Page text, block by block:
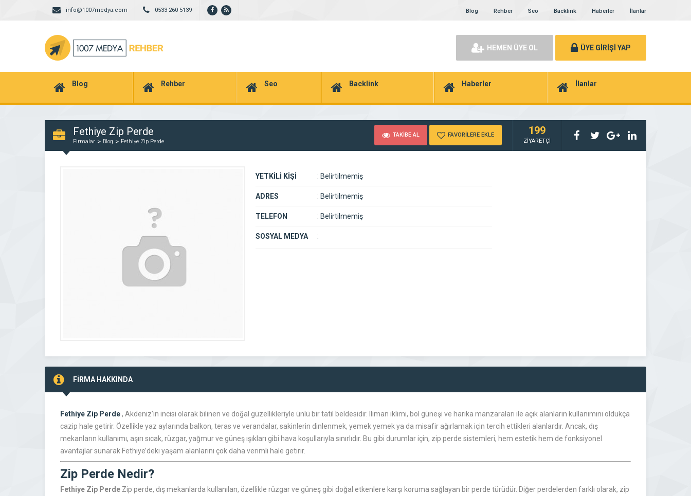
info@1007medya.com 0533 260 5139 Blog Rehber Seo Backlink Haberler İlanlar
HEMEN ÜYE OL ÜYE GİRİŞİ YAP
Blog Rehber Seo Backlink Haberler İlanlar
Fethiye Zip Perde
Firmalar Blog Fethiye Zip Perde
TAKİBE AL FAVORİLERE EKLE 199
ZİYARETÇİ
YETKİLİ KİŞİ : Belirtilmemiş
ADRES : Belirtilmemiş
TELEFON : Belirtilmemiş
SOSYAL MEDYA :
FİRMA HAKKINDA
Fethiye Zip Perde, Akdeniz’in incisi olarak bilinen ve doğal güzellikleriyle ünlü bir tatil beldesidir. Ilıman iklimi, bol güneşi ve harika manzaraları ile açık alanların kullanımını oldukça
cazip hale getirir. Özellikle yaz aylarında balkon, teras ve verandalar, sakinlerin dinlenmek, yemek yemek ya da misafir ağırlamak için tercih ettikleri alanlardır. Ancak, dış
mekanların kullanımı, aşırı sıcak, rüzgar, yağmur ve güneş ışıkları gibi hava koşullarıyla sınırlıdır. Bu gibi durumlar için, zip perde sistemleri, hem estetik hem de fonksiyonel
avantajlar sunarak Fethiye’deki yaşam alanlarını çok daha verimli hale getirir.
Zip Perde Nedir?
Fethiye Zip Perde Zip perde, dış mekanlarda kullanılan, özellikle rüzgar ve güneş gibi doğal etkenlere karşı koruma sağlayan bir perde türüdür. Diğer perdelerden farklı olarak, zip